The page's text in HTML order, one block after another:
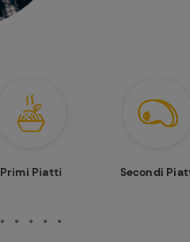
Primi Piatti Secondi